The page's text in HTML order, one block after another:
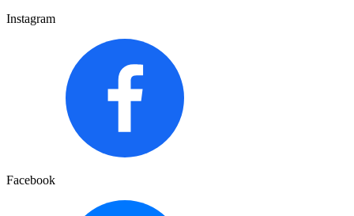
Instagram
Facebook